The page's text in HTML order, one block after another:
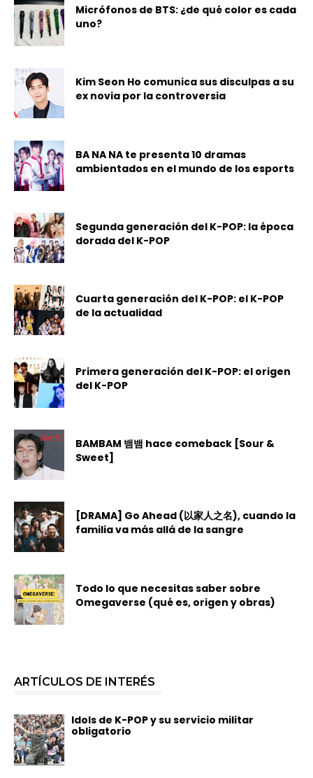
Micrófonos de BTS: ¿de qué color es cada
uno?
Kim Seon Ho comunica sus disculpas a su
ex novia por la controversia
BA NA NA te presenta 10 dramas
ambientados en el mundo de los esports
Segunda generación del K-POP: la época
dorada del K-POP
Cuarta generación del K-POP: el K-POP
de la actualidad
Primera generación del K-POP: el origen
del K-POP
BAMBAM 뱀뱀 hace comeback [Sour &
Sweet]
[DRAMA] Go Ahead (以家人之名), cuando la
familia va más allá de la sangre
Todo lo que necesitas saber sobre
Omegaverse (qué es, origen y obras)
ARTÍCULOS DE INTERÉS
Idols de K-POP y su servicio militar
obligatorio